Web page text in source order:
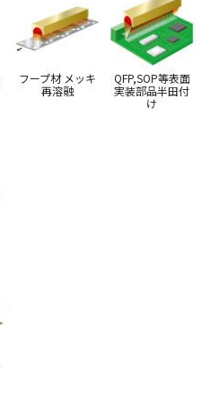
フープ材 メッキ
再溶融
QFP,SOP等表面
実装部品半田付
け